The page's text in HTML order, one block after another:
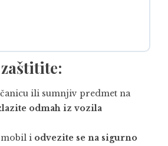
ili sumnjiv predmet na
odmah iz vozila
i odvezite se na sigurno